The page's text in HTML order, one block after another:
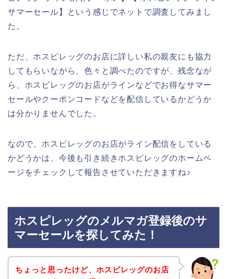
サマーセール】という感じでネットで調査してみまし
た。
ただ、ホスピレッグのお店に詳しい私の親友にも協力
してもらいながら、色々と調べたのですが、残念なが
ら、ホスピレッグのお店がラインなどでお得なサマー
セールやクーポンコードなどを配信しているかどうか
は分かりませんでした。
なので、ホスピレッグのお店がライン配信をしている
かどうかは、今後も引き続きホスピレッグのホームペ
ージをチェックして報告させていただきますね♪
ホスピレッグのメルマガ登録後のサ
マーセールを探してみた！
ちょっと思ったけど、ホスピレッグのお店